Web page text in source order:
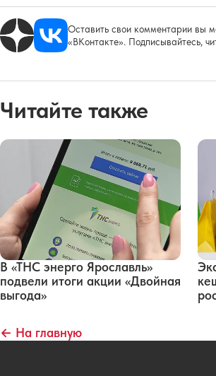
Оставить свои комментарии вы
«ВКонтакте». Подписывайтесь,
Читайте также
В «ТНС энерго Ярославль»
подвели итоги акции «Двойная
выгода»
← На главную